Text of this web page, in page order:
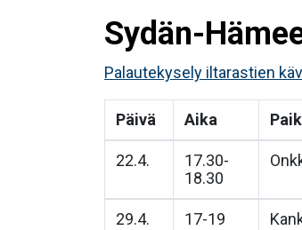
Sydän-
Palautekysely iltarastien
Päivä Aika
22.4.
17.30-
18.30
29.4. 17-19